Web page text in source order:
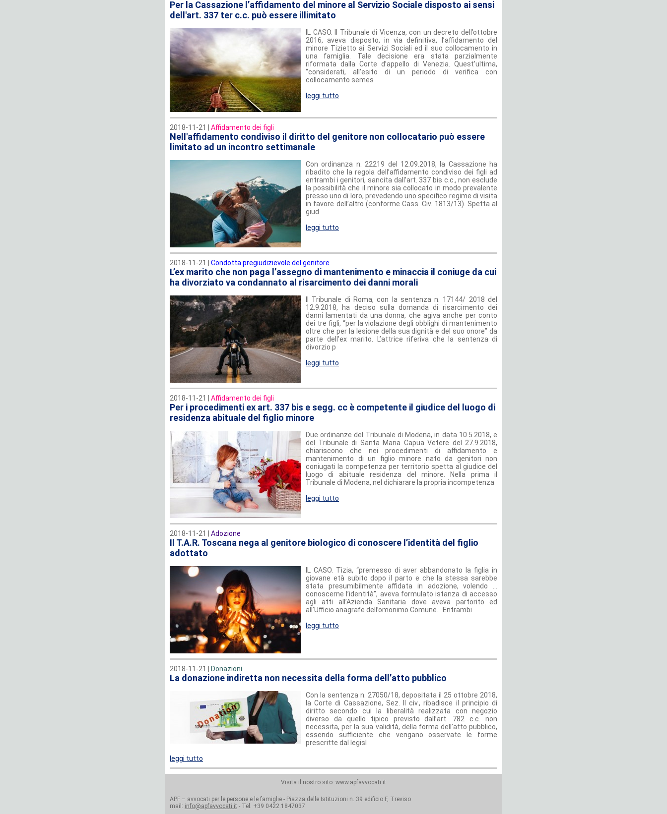
Per la Cassazione l’affidamento del minore al Servizio Sociale disposto ai sensi
dell'art. 337 ter c.c. può essere illimitato
IL CASO. Il Tribunale di Vicenza, con un decreto dell’ottobre
2016, aveva disposto, in via definitiva, l’affidamento del
minore Tizietto ai Servizi Sociali ed il suo collocamento in
una famiglia. Tale decisione era stata parzialmente
riformata dalla Corte d’appello di Venezia. Quest’ultima,
“considerati, all'esito di un periodo di verifica con
collocamento semes
leggi tutto
2018-11-21 | Affidamento dei figli
Nell'affidamento condiviso il diritto del genitore non collocatario può essere
limitato ad un incontro settimanale
Con ordinanza n. 22219 del 12.09.2018, la Cassazione ha
ribadito che la regola dell’affidamento condiviso dei figli ad
entrambi i genitori, sancita dall’art. 337 bis c.c., non esclude
la possibilità che il minore sia collocato in modo prevalente
presso uno di loro, prevedendo uno specifico regime di visita
in favore dell’altro (conforme Cass. Civ. 1813/13). Spetta al
giud
leggi tutto
2018-11-21 | Condotta pregiudizievole del genitore
L’ex marito che non paga l’assegno di mantenimento e minaccia il coniuge da cui
ha divorziato va condannato al risarcimento dei danni morali
Il Tribunale di Roma, con la sentenza n. 17144/ 2018 del
12.9.2018, ha deciso sulla domanda di risarcimento dei
danni lamentati da una donna, che agiva anche per conto
dei tre figli, “per la violazione degli obblighi di mantenimento
oltre che per la lesione della sua dignità e del suo onore” da
parte dell’ex marito. L’attrice riferiva che la sentenza di
divorzio p
leggi tutto
2018-11-21 | Affidamento dei figli
Per i procedimenti ex art. 337 bis e segg. cc è competente il giudice del luogo di
residenza abituale del figlio minore
Due ordinanze del Tribunale di Modena, in data 10.5.2018, e
del Tribunale di Santa Maria Capua Vetere del 27.9.2018,
chiariscono che nei procedimenti di affidamento e
mantenimento di un figlio minore nato da genitori non
coniugati la competenza per territorio spetta al giudice del
luogo di abituale residenza del minore. Nella prima il
Tribunale di Modena, nel dichiarare la propria incompetenza
leggi tutto
2018-11-21 | Adozione
Il T.A.R. Toscana nega al genitore biologico di conoscere l’identità del figlio
adottato
IL CASO. Tizia, “premesso di aver abbandonato la figlia in
giovane età subito dopo il parto e che la stessa sarebbe
stata presumibilmente affidata in adozione, volendo …
conoscerne l’identità”, aveva formulato istanza di accesso
agli atti all’Azienda Sanitaria dove aveva partorito ed
all’Ufficio anagrafe dell’omonimo Comune. Entrambi
leggi tutto
2018-11-21 | Donazioni
La donazione indiretta non necessita della forma dell’atto pubblico
Con la sentenza n. 27050/18, depositata il 25 ottobre 2018,
la Corte di Cassazione, Sez. II civ., ribadisce il principio di
diritto secondo cui la liberalità realizzata con negozio
diverso da quello tipico previsto dall’art. 782 c.c. non
necessita, per la sua validità, della forma dell’atto pubblico,
essendo sufficiente che vengano osservate le forme
prescritte dal legisl
leggi tutto
Visita il nostro sito: www.apfavvocati.it
APF – avvocati per le persone e le famiglie - Piazza delle Istituzioni n. 39 edificio F, Treviso
mail: info@apfavvocati.it - Tel. +39 0422.1847037